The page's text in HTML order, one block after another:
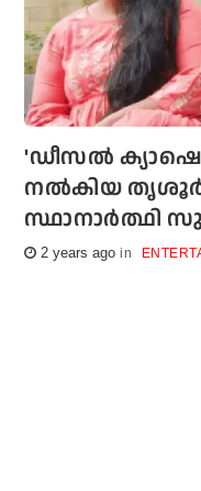
'ഡീസല്‍
നല്‍കിയ തൃശൂര്‍
സ്ഥാനാര്‍ത്ഥി
2 years ago